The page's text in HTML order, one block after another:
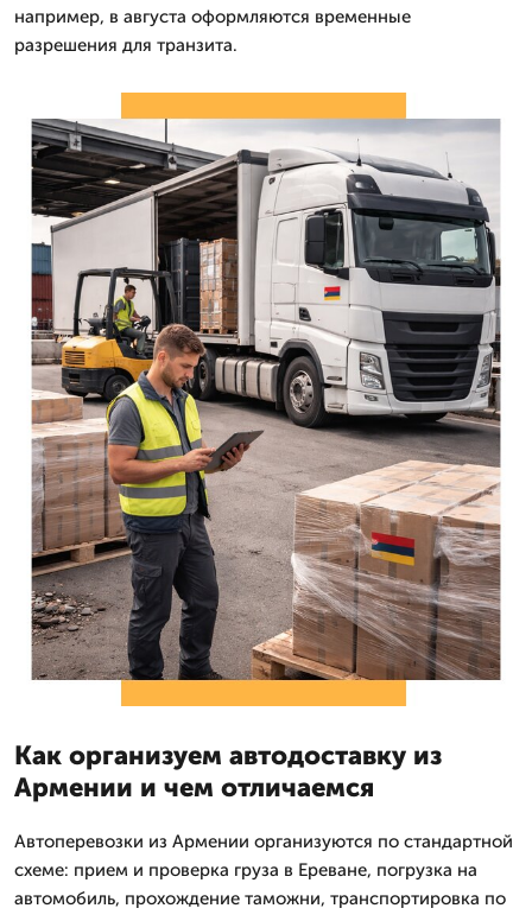
например, в августа оформляются временные
разрешения для транзита.
Как организуем автодоставку из
Армении и чем отличаемся
Автоперевозки из Армении организуются по стандартной
схеме: прием и проверка груза в Ереване, погрузка на
автомобиль, прохождение таможни, транспортировка по